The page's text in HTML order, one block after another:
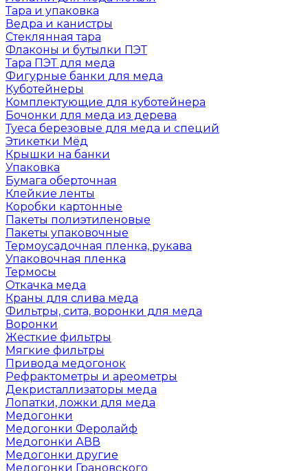
Тара и упаковка
Ведра и канистры
Стеклянная тара
Флаконы и бутылки ПЭТ
Тара ПЭТ для меда
Фигурные банки для меда
Куботейнеры
Комплектующие для куботейнера
Бочонки для меда из дерева
Туеса березовые для меда и специй
Этикетки Мёд
Крышки на банки
Упаковка
Бумага оберточная
Клейкие ленты
Коробки картонные
Пакеты полиэтиленовые
Пакеты упаковочные
Термоусадочная пленка, рукава
Упаковочная пленка
Термосы
Откачка меда
Краны для слива меда
Фильтры, сита, воронки для меда
Воронки
Жесткие фильтры
Мягкие фильтры
Привода медогонок
Рефрактометры и ареометры
Декристаллизаторы меда
Лопатки, ложки для меда
Медогонки
Медогонки Феролайф
Медогонки АВВ
Медогонки другие
Медогонки Грановского